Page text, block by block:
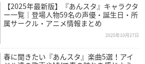
【2025年最新版】『あんスタ』キャラクタ
ー一覧｜登場人物59名の声優・誕生日・所
属サークル・アニメ情報まとめ
2025年10月27日
春に聞きたい『あんスタ』楽曲5選！アイ